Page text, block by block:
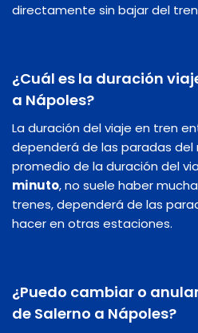
directamente sin bajar del
¿Cuál es la duración
a Nápoles?
La duración del viaje en tren
dependerá de las paradas
promedio de la duración del
minuto, no suele haber
trenes, dependerá de las
hacer en otras estaciones.
¿Puedo cambiar o
de Salerno a Nápoles?